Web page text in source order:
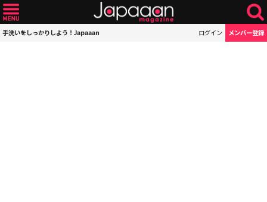
手洗いをしっかりしよう！Japaaan ログイン メンバー登録